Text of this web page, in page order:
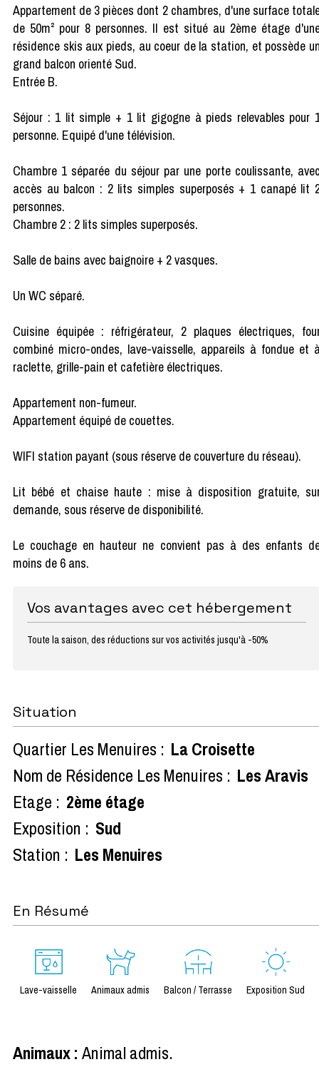
Appartement de 3 pièces dont 2 chambres, d'une surface
de 50m² pour 8 personnes. Il est situé au 2ème étage
résidence skis aux pieds, au coeur de la station, et possède
grand balcon orienté Sud.
Entrée B.
Séjour : 1 lit simple + 1 lit gigogne à pieds relevables pour
personne. Equipé d'une télévision.
Chambre 1 séparée du séjour par une porte coulissante,
accès au balcon : 2 lits simples superposés + 1 canapé lit
personnes.
Chambre 2 : 2 lits simples superposés.
Salle de bains avec baignoire + 2 vasques.
Un WC séparé.
Cuisine équipée : réfrigérateur, 2 plaques électriques,
combiné micro-ondes, lave-vaisselle, appareils à fondue et
raclette, grille-pain et cafetière électriques.
Appartement non-fumeur.
Appartement équipé de couettes.
WIFI station payant (sous réserve de couverture du réseau).
Lit bébé et chaise haute : mise à disposition gratuite,
demande, sous réserve de disponibilité.
Le couchage en hauteur ne convient pas à des enfants
moins de 6 ans.
Vos avantages avec cet hébergement
Toute la saison, des réductions sur vos activités jusqu'à -50%
Situation
Quartier Les Menuires : La Croisette
Nom de Résidence Les Menuires : Les Aravis
Etage : 2ème étage
Exposition : Sud
Station : Les Menuires
En Résumé
Lave-vaisselle Animaux admis Balcon / Terrasse Exposition Sud
Animaux: Animal admis